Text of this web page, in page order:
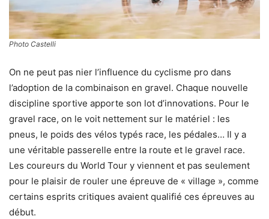
Photo Castelli
On ne peut pas nier l’influence du cyclisme pro dans
l’adoption de la combinaison en gravel. Chaque nouvelle
discipline sportive apporte son lot d’innovations. Pour le
gravel race, on le voit nettement sur le matériel : les
pneus, le poids des vélos typés race, les pédales… Il y a
une véritable passerelle entre la route et le gravel race.
Les coureurs du World Tour y viennent et pas seulement
pour le plaisir de rouler une épreuve de « village », comme
certains esprits critiques avaient qualifié ces épreuves au
début.